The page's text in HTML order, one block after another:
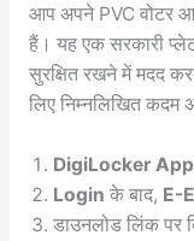
आप अपने PVC वोटर
हैं। यह एक सरकारी
सुरक्षित रखने में मदद
लिए निम्नलिखित कदम
DigiLocker App
Login के बाद, E-
डाउनलोड लिंक पर